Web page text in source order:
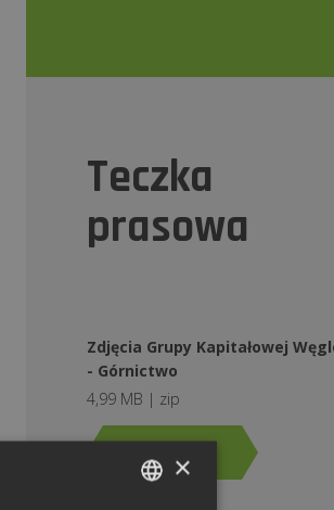
Teczka
prasowa
Zdjęcia Grupy Kapitałowej
- Górnictwo
4,99 MB | zip
×